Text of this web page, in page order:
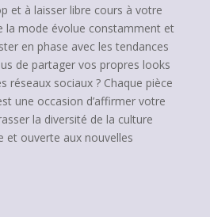
et à laisser libre cours à votre
la mode évolue constamment et
en phase avec les tendances
de partager vos propres looks
réseaux sociaux ? Chaque pièce
une occasion d’affirmer votre
la diversité de la culture
et ouverte aux nouvelles